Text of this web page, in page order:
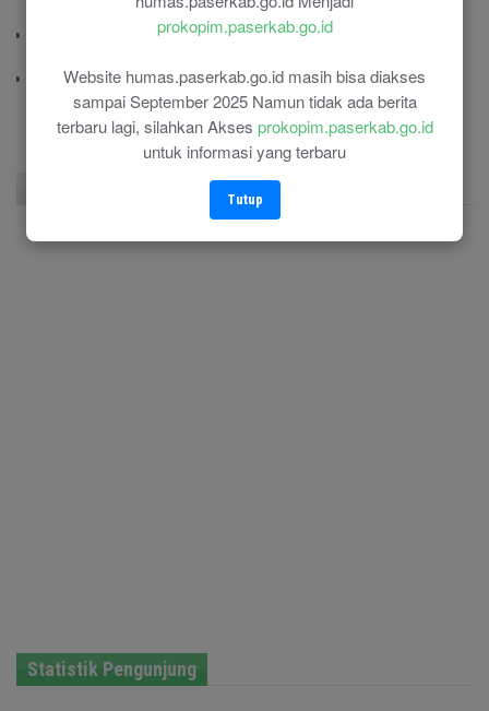
prokopim.paserkab.go.id
Website humas.paserkab.go.id masih bisa diakses
sampai September 2025 Namun tidak ada berita
terbaru lagi, silahkan Akses prokopim.paserkab.go.id
untuk informasi yang terbaru
Tutup
RSU Panglima Sebaya
(0543) 21118
Twitter Instagram
Statistik Pengunjung